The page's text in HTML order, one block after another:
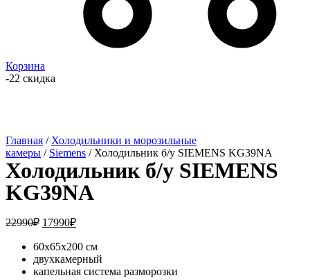
Корзина
-22 скидка
Главная / Холодильники и морозильные
камеры / Siemens / Холодильник б/у SIEMENS KG39NA
Холодильник б/у SIEMENS
KG39NA
22990₽ 17990₽
60x65x200 см
двухкамерный
капельная система разморозки